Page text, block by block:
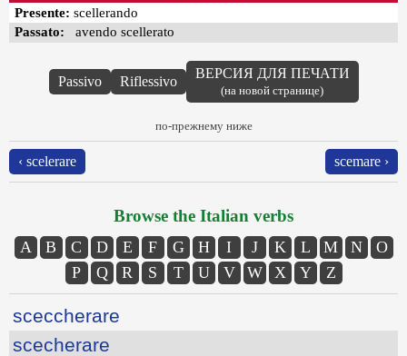
Presente: scellerando
Passato: avendo scellerato
Passivo Riflessivo
ВЕРСИЯ ДЛЯ ПЕЧАТИ
(на новой странице)
по-прежнему ниже
‹ scelerare scemare ›
Browse the Italian verbs
A B C D E F G H I J K L M N
O
P
Q R S T U V W X Y Z
sceccherare
scecherare